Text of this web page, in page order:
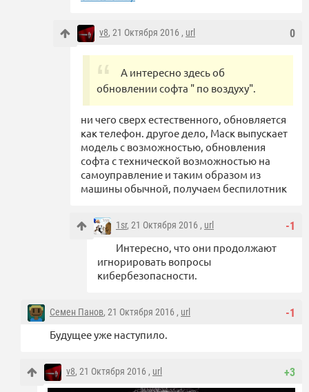
0
v8, 21 Октября 2016 , url
А интересно здесь об
обновлении софта " по воздуху".
ни чего сверх естественного, обновляется
как телефон. другое дело, Маск выпускает
модель с возможностью, обновления
софта с технической возможностью на
самоуправление и таким образом из
машины обычной, получаем беспилотник
-1
1sr, 21 Октября 2016 , url
Интересно, что они продолжают
игнорировать вопросы
кибербезопасности.
-1
Семен Панов, 21 Октября 2016 , url
Будущее уже наступило.
+3
v8, 21 Октября 2016 , url